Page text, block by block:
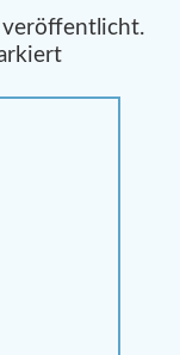
veröffentlicht.